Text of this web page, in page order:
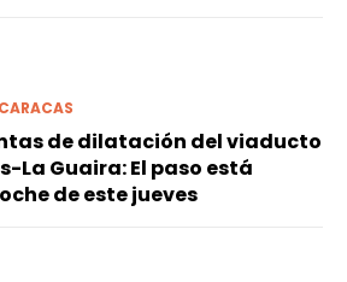
de dilatación del viaducto
La Guaira: El paso está
de este jueves